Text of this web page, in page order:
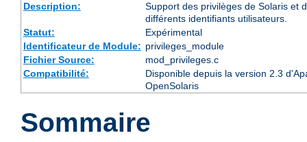
Description:
Support des privilèges de Solaris et
différents identifiants utilisateurs.
Statut:
Expérimental
Identificateur de Module: privileges_module
Fichier Source:
mod_privileges.c
Compatibilité:
Disponible depuis la version 2.3
OpenSolaris
Sommaire